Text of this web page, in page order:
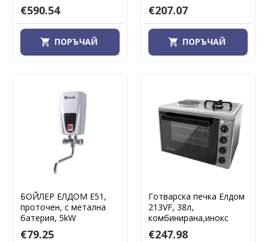
€590.54
ПОРЪЧАЙ
€207.07
ПОРЪЧАЙ
БОЙЛЕР ЕЛДОМ Е51,
проточен, с метална
батерия, 5kW
€79.25
Готварска печка Елдом
213VF, 38л,
комбинирана,инокс
€247.98